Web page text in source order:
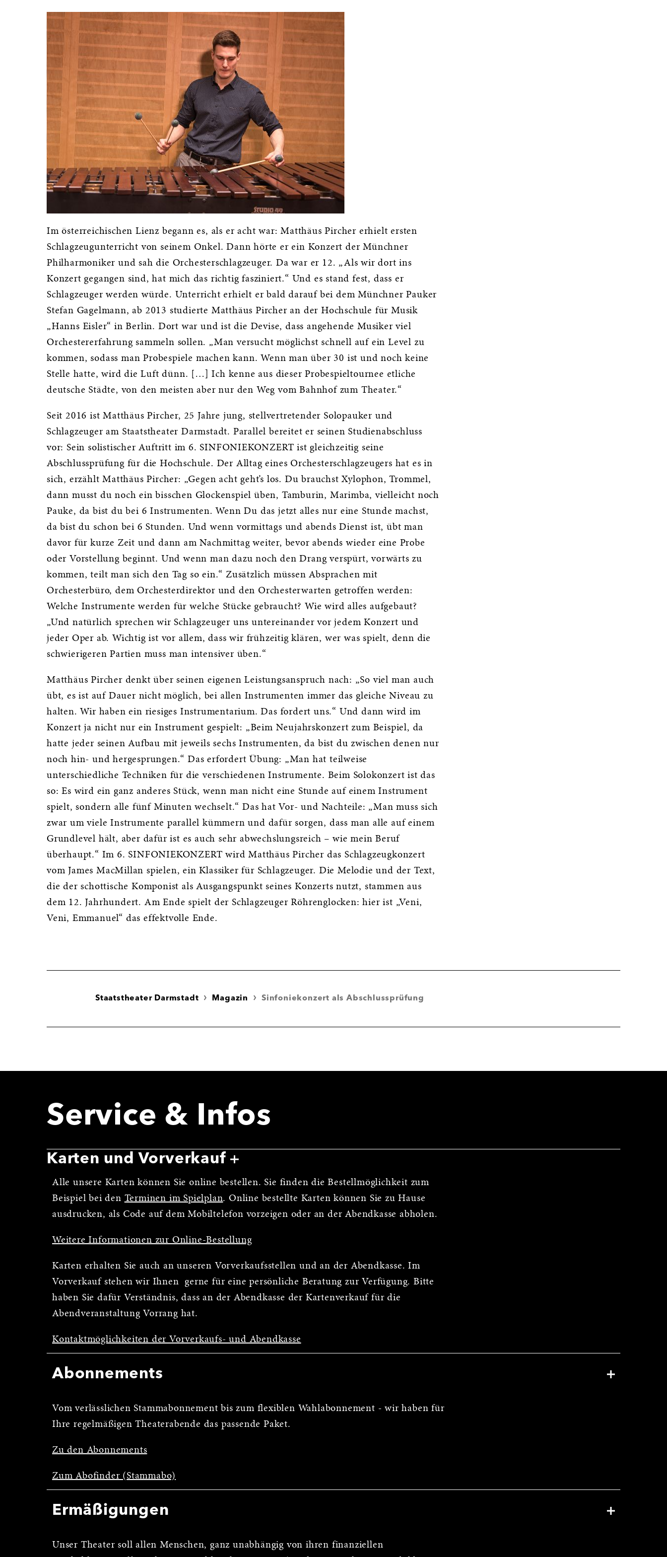
Im österreichischen Lienz begann es, als er acht war: Matthäus Pircher erhielt ersten
Schlagzeugunterricht von seinem Onkel. Dann hörte er ein Konzert der Münchner
Philharmoniker und sah die Orchesterschlagzeuger. Da war er 12. „Als wir dort ins
Konzert gegangen sind, hat mich das richtig fasziniert.“ Und es stand fest, dass er
Schlagzeuger werden würde. Unterricht erhielt er bald darauf bei dem Münchner Pauker
Stefan Gagelmann, ab 2013 studierte Matthäus Pircher an der Hochschule für Musik
„Hanns Eisler“ in Berlin. Dort war und ist die Devise, dass angehende Musiker viel
Orchestererfahrung sammeln sollen. „Man versucht möglichst schnell auf ein Level zu
kommen, sodass man Probespiele machen kann. Wenn man über 30 ist und noch keine
Stelle hatte, wird die Luft dünn. […] Ich kenne aus dieser Probespieltournee etliche
deutsche Städte, von den meisten aber nur den Weg vom Bahnhof zum Theater.“
Seit 2016 ist Matthäus Pircher, 25 Jahre jung, stellvertretender Solopauker und
Schlagzeuger am Staatstheater Darmstadt. Parallel bereitet er seinen Studienabschluss
vor: Sein solistischer Auftritt im 6. SINFONIEKONZERT ist gleichzeitig seine
Abschlussprüfung für die Hochschule. Der Alltag eines Orchesterschlagzeugers hat es in
sich, erzählt Matthäus Pircher: „Gegen acht geht’s los. Du brauchst Xylophon, Trommel,
dann musst du noch ein bisschen Glockenspiel üben, Tamburin, Marimba, vielleicht noch
Pauke, da bist du bei 6 Instrumenten. Wenn Du das jetzt alles nur eine Stunde machst,
da bist du schon bei 6 Stunden. Und wenn vormittags und abends Dienst ist, übt man
davor für kurze Zeit und dann am Nachmittag weiter, bevor abends wieder eine Probe
oder Vorstellung beginnt. Und wenn man dazu noch den Drang verspürt, vorwärts zu
kommen, teilt man sich den Tag so ein.“ Zusätzlich müssen Absprachen mit
Orchesterbüro, dem Orchesterdirektor und den Orchesterwarten getroffen werden:
Welche Instrumente werden für welche Stücke gebraucht? Wie wird alles aufgebaut?
„Und natürlich sprechen wir Schlagzeuger uns untereinander vor jedem Konzert und
jeder Oper ab. Wichtig ist vor allem, dass wir frühzeitig klären, wer was spielt, denn die
schwierigeren Partien muss man intensiver üben.“
Matthäus Pircher denkt über seinen eigenen Leistungsanspruch nach: „So viel man auch
übt, es ist auf Dauer nicht möglich, bei allen Instrumenten immer das gleiche Niveau zu
halten. Wir haben ein riesiges Instrumentarium. Das fordert uns.“ Und dann wird im
Konzert ja nicht nur ein Instrument gespielt: „Beim Neujahrskonzert zum Beispiel, da
hatte jeder seinen Aufbau mit jeweils sechs Instrumenten, da bist du zwischen denen nur
noch hin- und hergesprungen.“ Das erfordert Übung: „Man hat teilweise
unterschiedliche Techniken für die verschiedenen Instrumente. Beim Solokonzert ist das
so: Es wird ein ganz anderes Stück, wenn man nicht eine Stunde auf einem Instrument
spielt, sondern alle fünf Minuten wechselt.“ Das hat Vor- und Nachteile: „Man muss sich
zwar um viele Instrumente parallel kümmern und dafür sorgen, dass man alle auf einem
Grundlevel hält, aber dafür ist es auch sehr abwechslungsreich – wie mein Beruf
überhaupt.“ Im 6. SINFONIEKONZERT wird Matthäus Pircher das Schlagzeugkonzert
vom James MacMillan spielen, ein Klassiker für Schlagzeuger. Die Melodie und der Text,
die der schottische Komponist als Ausgangspunkt seines Konzerts nutzt, stammen aus
dem 12. Jahrhundert. Am Ende spielt der Schlagzeuger Röhrenglocken: hier ist „Veni,
Veni, Emmanuel“ das effektvolle Ende.
Staatstheater Darmstadt Magazin Sinfoniekonzert als Abschlussprüfung
Service & Infos
Karten und Vorverkauf
Alle unsere Karten können Sie online bestellen. Sie finden die Bestellmöglichkeit zum
Beispiel bei den Terminen im Spielplan. Online bestellte Karten können Sie zu Hause
ausdrucken, als Code auf dem Mobiltelefon vorzeigen oder an der Abendkasse abholen.
Weitere Informationen zur Online-Bestellung
Karten erhalten Sie auch an unseren Vorverkaufsstellen und an der Abendkasse. Im
Vorverkauf stehen wir Ihnen gerne für eine persönliche Beratung zur Verfügung. Bitte
haben Sie dafür Verständnis, dass an der Abendkasse der Kartenverkauf für die
Abendveranstaltung Vorrang hat.
Kontaktmöglichkeiten der Vorverkaufs- und Abendkasse
Abonnements
Vom verlässlichen Stammabonnement bis zum flexiblen Wahlabonnement - wir haben für
Ihre regelmäßigen Theaterabende das passende Paket.
Zu den Abonnements
Zum Abofinder (Stammabo)
Ermäßigungen
Unser Theater soll allen Menschen, ganz unabhängig von ihren finanziellen